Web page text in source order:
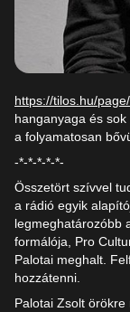
https://tilos.hu/
hanganyaga és
a folyamatosan
-*-*-*-*-*-
Összetört szívvel
a rádió egyik
legmeghatározóbb
formálója, Pro
Palotai meghalt.
hozzátenni.
Palotai Zsolt